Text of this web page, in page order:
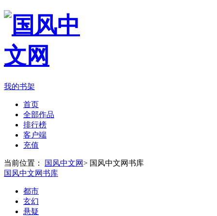
我的书架
首页
全部作品
排行榜
客户端
充值
当前位置： 国风中文网> 国风中文网书库
国风中文网书库
都市
玄幻
悬疑